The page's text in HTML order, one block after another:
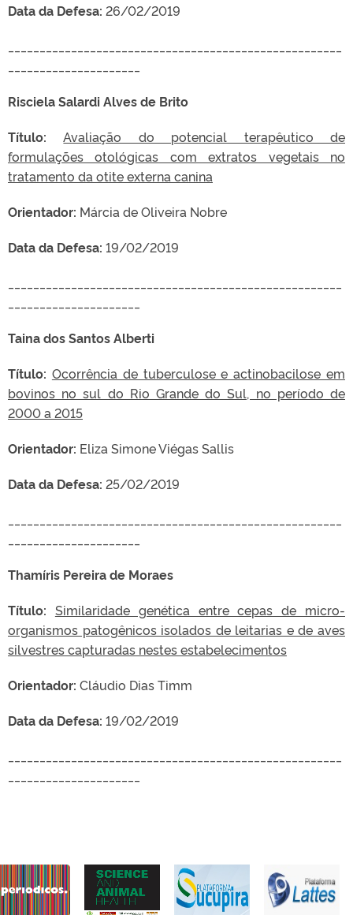
Data da Defesa: 26/02/2019
Risciela Salardi Alves de Brito
Título:Avaliação do potencial terapêutico de
formulações otológicas com extratos vegetais no
tratamento da otite externa canina
Orientador: Márcia de Oliveira Nobre
Data da Defesa: 19/02/2019
Taina dos Santos Alberti
Título: Ocorrência de tuberculose e actinobacilose em
bovinos no sul do Rio Grande do Sul, no período de
2000 a 2015
Orientador: Eliza Simone Viégas Sallis
Data da Defesa: 25/02/2019
Thamíris Pereira de Moraes
Título: Similaridade genética entre cepas de micro-
organismos patogênicos isolados de leitarias e de aves
silvestres capturadas nestes estabelecimentos
Orientador: Cláudio Dias Timm
Data da Defesa: 19/02/2019